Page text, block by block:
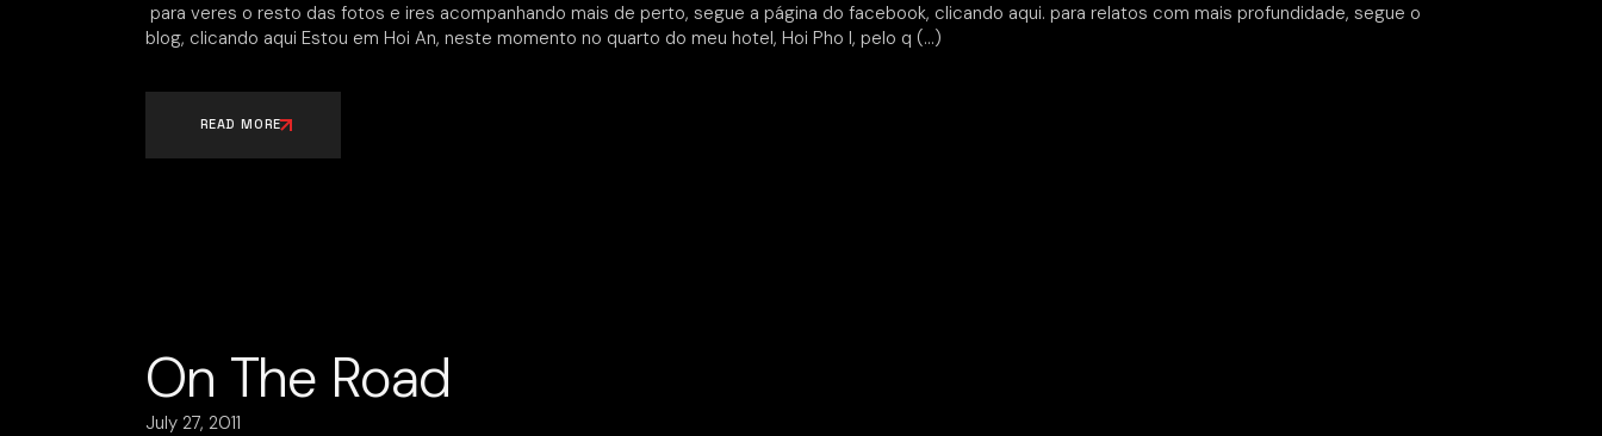
para veres o resto das fotos e ires acompanhando mais de perto, segue a página do facebook, clicando aqui. para relatos com mais profundidade, segue o
blog, clicando aqui Estou em Hoi An, neste momento no quarto do meu hotel, Hoi Pho I, pelo q
READ MORE
On The Road
July 27, 2011